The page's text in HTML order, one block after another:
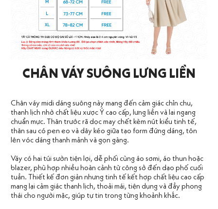
CHÂN VÁY SUÔNG LƯNG LIỀN
Chân váy midi dáng suông này mang đến cảm giác chỉn chu,
thanh lịch nhờ chất liệu xược Ý cao cấp, lưng liền và lai ngang
chuẩn mực. Thân trước rã dọc may chết kèm nút kiểu tinh tế,
thân sau có pen eo và dây kéo giữa tạo form đứng dáng, tôn
lên vóc dáng thanh mảnh và gọn gàng.
Váy có hai túi sườn tiện lợi, dễ phối cùng áo sơmi, áo thun hoặc
blazer, phù hợp nhiều hoàn cảnh từ công sở đến dạo phố cuối
tuần. Thiết kế đơn giản nhưng tinh tế kết hợp chất liệu cao cấp
mang lại cảm giác thanh lịch, thoải mái, tiện dụng và đầy phong
thái cho người mặc, giúp tự tin trong từng khoảnh khắc.